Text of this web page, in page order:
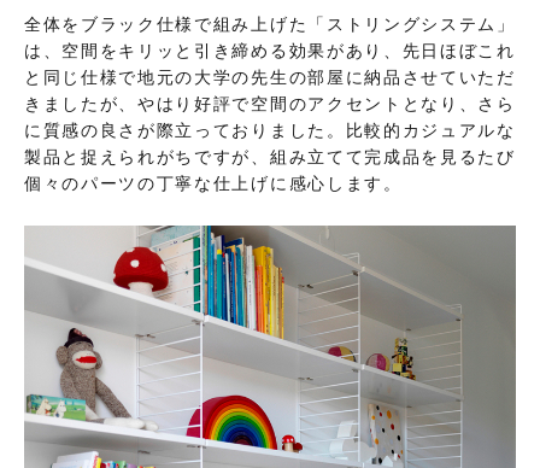
全体をブラック仕様で組み上げた「ストリングシステム」
は、空間をキリッと引き締める効果があり、先日ほぼこれ
と同じ仕様で地元の大学の先生の部屋に納品させていただ
きましたが、やはり好評で空間のアクセントとなり、さら
に質感の良さが際立っておりました。比較的カジュアルな
製品と捉えられがちですが、組み立てて完成品を見るたび
個々のパーツの丁寧な仕上げに感心します。